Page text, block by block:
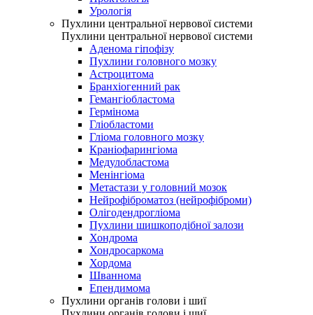
Урологія
Пухлини центральної нервової системи
Пухлини центральної нервової системи
Аденома гіпофізу
Пухлини головного мозку
Астроцитома
Бранхіогенний рак
Гемангіобластома
Гермінома
Гліобластоми
Гліома головного мозку
Краніофарингіома
Медулобластома
Менінгіома
Метастази у головний мозок
Нейрофіброматоз (нейрофіброми)
Олігодендрогліома
Пухлини шишкоподібної залози
Хондрома
Хондросаркома
Хордома
Шваннома
Епендимома
Пухлини органів голови і шиї